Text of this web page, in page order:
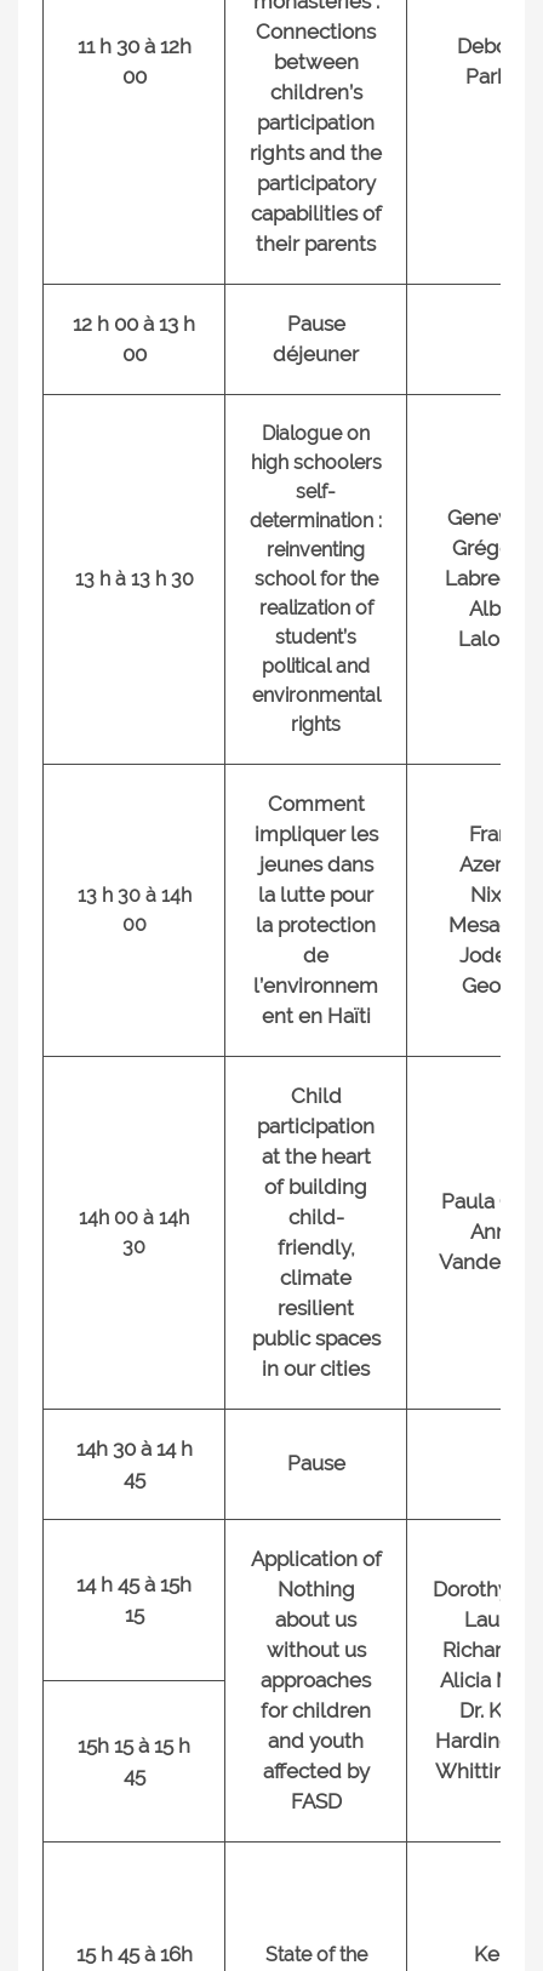
11 h 30 à 12h
00
Connections
between
children’s
participation
rights and the
participatory
capabilities of
their parents
Deborah
Parkes
12 h 00 à 13 h
00
Pause
déjeuner
13 h à 13 h 30
Dialogue on
high schoolers
self-
determination :
reinventing
school for the
realization of
student’s
political and
environmental
rights
Grégoire-
Albert
Lalonde
13 h 30 à 14h
00
Comment
impliquer les
jeunes dans
la lutte pour
la protection
de
l’environnem
ent en Haïti
Frantz
Azemar,
Nixon
Jodelyn
George
14h 00 à 14h
30
Child
participation
at the heart
of building
child-
friendly,
climate
resilient
public spaces
in our cities
Paula
Annie
14h 30 à 14 h
45
Pause
14 h 45 à 15h
15
Application of
Nothing
about us
without us
approaches
for children
and youth
affected by
FASD
Dorothy
Lauren
Alicia
Dr. Kelly
Harding,
15h 15 à 15 h
45
15 h 45 à 16h
State of the
Kelly